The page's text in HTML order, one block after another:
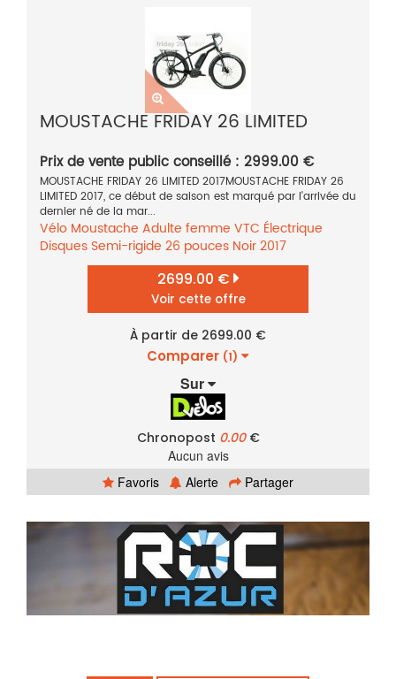
MOUSTACHE FRIDAY 26 LIMITED
Prix de vente public conseillé : 2999.00 €
MOUSTACHE FRIDAY 26 LIMITED 2017MOUSTACHE FRIDAY 26
LIMITED 2017, ce début de saison est marqué par l'arrivée du
dernier né de la mar...
Vélo Moustache Adulte femme VTC Électrique
Disques Semi-rigide 26 pouces Noir2017
2699.00 €
Voir cette offre
À partir de 2699.00 €
Comparer (1)
Sur
Chronopost 0.00€
Aucun avis
Favoris
Alerte Partager